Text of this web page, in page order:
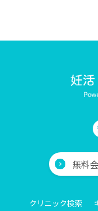
無料
クリニック検索